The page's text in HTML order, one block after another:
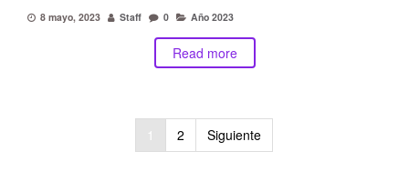
8 mayo, 2023 Staff 0 Año 2023
Read more
Paginación
1 2 Siguiente